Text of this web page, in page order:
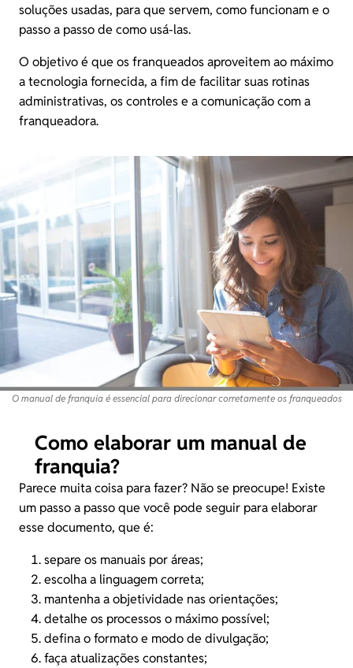
soluções usadas, para que servem, como funcionam e o
passo a passo de como usá-las.
O objetivo é que os franqueados aproveitem ao máximo
a tecnologia fornecida, a fim de facilitar suas rotinas
administrativas, os controles e a comunicação com a
franqueadora.
O manual de franquia é essencial para direcionar corretamente os franqueados
Como elaborar um manual de
franquia?
Parece muita coisa para fazer? Não se preocupe! Existe
um passo a passo que você pode seguir para elaborar
esse documento, que é:
separe os manuais por áreas;
escolha a linguagem correta;
mantenha a objetividade nas orientações;
detalhe os processos o máximo possível;
defina o formato e modo de divulgação;
faça atualizações constantes;